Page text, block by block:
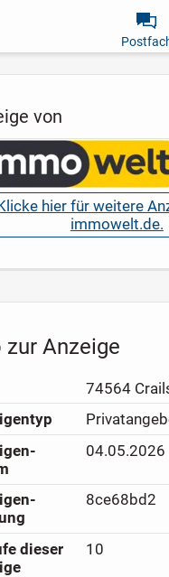
von
hier für weitere
immowelt.de.
zur Anzeige
74564
04.05.2026
8ce68bd2
dieser
10